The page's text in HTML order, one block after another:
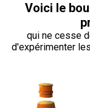
Voici le
qui ne cesse
d'expérimenter